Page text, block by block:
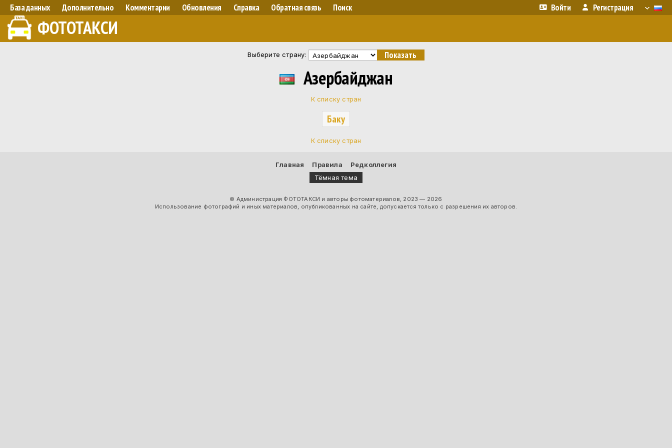
База данных Дополнительно Комментарии Обновления Справка Обратная связь Поиск Войти Регистрация
ФОТОТАКСИ
Выберите страну:
Азербайджан
К списку стран
Баку
К списку стран
Главная Правила
Редколлегия
Тёмная тема
© Администрация ФОТОТАКСИ и авторы фотоматериалов, 2023 — 2026
Использование фотографий и иных материалов, опубликованных на сайте, допускается только с разрешения их авторов.